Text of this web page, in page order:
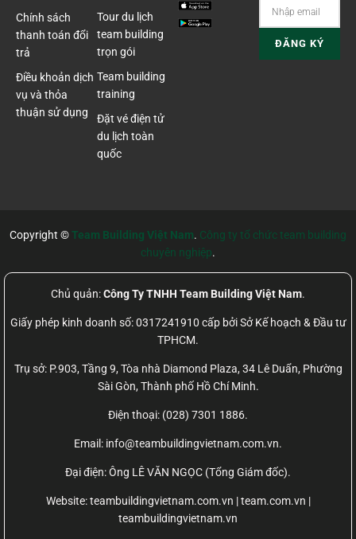
Chính sách
thanh toán đổi
trả
Điều khoản dịch
vụ và thỏa
thuận sử dụng
Tour du lịch
team building
trọn gói
Team building
training
Đặt vé điện tử
du lịch toàn
quốc
Copyright ©Team Building Việt Nam. Công ty tổ chức team building
chuyên nghiệp.
Chủ quản:Công Ty TNHH Team Building Việt Nam.
Giấy phép kinh doanh số: 0317241910 cấp bởi Sở Kế hoạch & Đầu tư
TPHCM.
Trụ sở: P.903, Tầng 9, Tòa nhà Diamond Plaza, 34 Lê Duẩn, Phường
Sài Gòn, Thành phố Hồ Chí Minh.
Điện thoại: (028) 7301 1886.
Email: info@teambuildingvietnam.com.vn.
Đại điện: Ông LÊ VĂN NGỌC (Tổng Giám đốc).
Website:teambuildingvietnam.com.vn | team.com.vn |
teambuildingvietnam.vn